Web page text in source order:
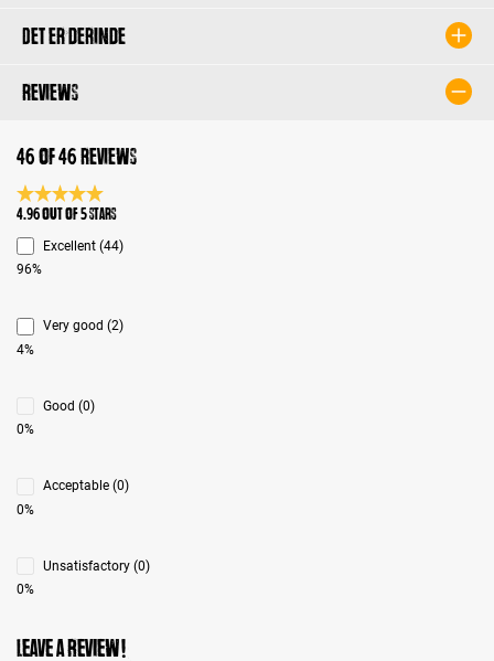
Det er derinde
Reviews
46 of 46 reviews
Average rating 4.9 of 5 Stars
4.96 out of 5 stars
Excellent (44)
96%
Very good (2)
4%
Good (0)
0%
Acceptable (0)
0%
Unsatisfactory (0)
0%
Leave a review!